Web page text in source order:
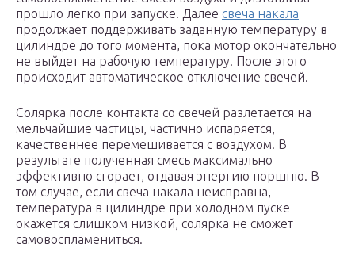
прошло легко при запуске. Далее свеча накала
продолжает поддерживать заданную температуру в
цилиндре до того момента, пока мотор окончательно
не выйдет на рабочую температуру. После этого
происходит автоматическое отключение свечей.
Солярка после контакта со свечей разлетается на
мельчайшие частицы, частично испаряется,
качественнее перемешивается с воздухом. В
результате полученная смесь максимально
эффективно сгорает, отдавая энергию поршню. В
том случае, если свеча накала неисправна,
температура в цилиндре при холодном пуске
окажется слишком низкой, солярка не сможет
самовоспламениться.